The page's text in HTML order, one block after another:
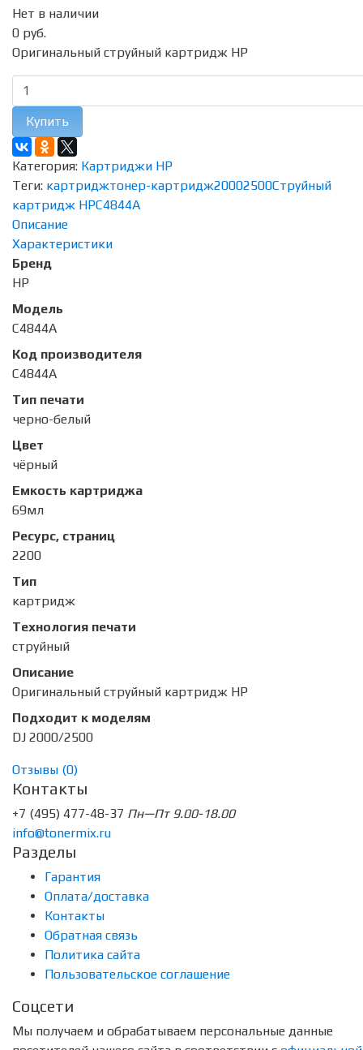
Нет в наличии
0 руб.
Оригинальный струйный картридж HP
Купить
Категория: Картриджи HP
Теги: картриджтонер-картридж20002500Струйный
картридж HPC4844A
Описание
Характеристики
Бренд
HP
Модель
C4844A
Код производителя
C4844A
Тип печати
черно-белый
Цвет
чёрный
Емкость картриджа
69мл
Ресурс, страниц
2200
Тип
картридж
Технология печати
струйный
Описание
Оригинальный струйный картридж HP
Подходит к моделям
DJ 2000/2500
Отзывы (0)
Контакты
+7 (495) 477-48-37 Пн—Пт 9.00-18.00
info@tonermix.ru
Разделы
Гарантия
Оплата/доставка
Контакты
Обратная связь
Политика сайта
Пользовательское соглашение
Соцсети
Мы получаем и обрабатываем персональные данные